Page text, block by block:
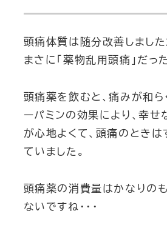
頭痛体質は随分改善しまし
まさに「薬物乱用頭痛」だっ
頭痛薬を飲むと、痛みが和ら
ーパミンの効果により、幸せ
が心地よくて、頭痛のときは
ていました。
頭痛薬の消費量はかなりのも
ないですね・・・